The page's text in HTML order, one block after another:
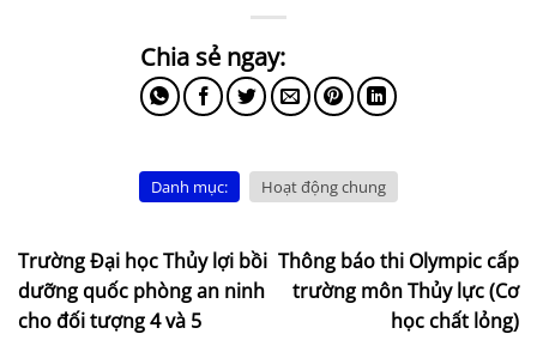
Danh mục: Hoạt động chung
Trường Đại học Thủy lợi bồi
dưỡng quốc phòng an ninh
cho đối tượng 4 và 5
Thông báo thi Olympic cấp
trường môn Thủy lực (Cơ
học chất lỏng)